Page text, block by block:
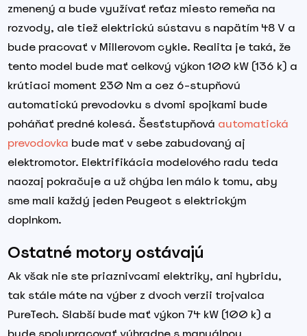
zmenený a bude využívať reťaz miesto remeňa na
rozvody, ale tiež elektrickú sústavu s napätím 48 V a
bude pracovať v Millerovom cykle. Realita je taká, že
tento model bude mať celkový výkon 100 kW (136 k) a
krútiaci moment 230 Nm a cez 6-stupňovú
automatickú prevodovku s dvomi spojkami bude
poháňať predné kolesá. Šesťstupňová automatická
prevodovka bude mať v sebe zabudovaný aj
elektromotor. Elektrifikácia modelového radu teda
naozaj pokračuje a už chýba len málo k tomu, aby
sme mali každý jeden Peugeot s elektrickým
doplnkom.
Ostatné motory ostávajú
Ak však nie ste priaznivcami elektriky, ani hybridu,
tak stále máte na výber z dvoch verzii trojvalca
PureTech. Slabší bude mať výkon 74 kW (100 k) a